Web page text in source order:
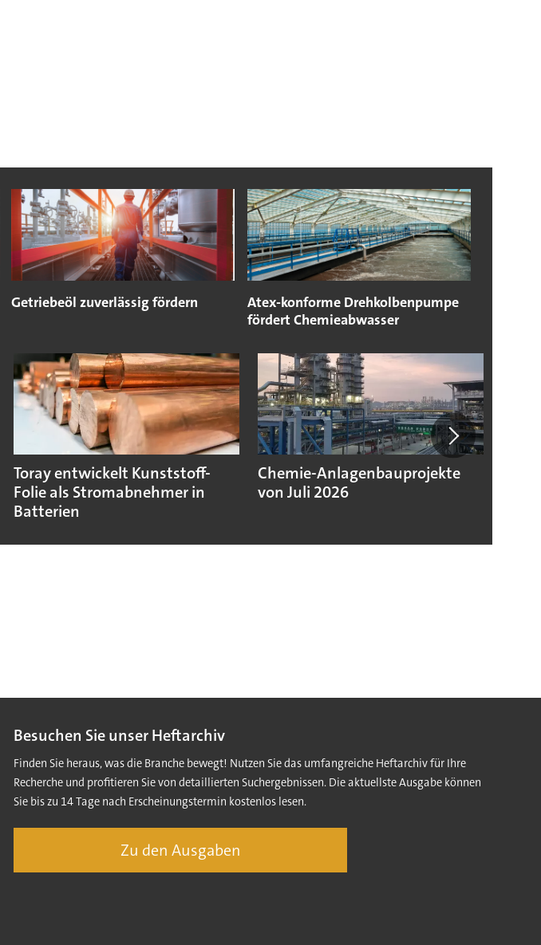
Getriebeöl zuverlässig fördern
Atex-konforme Drehkolbenpumpe
fördert Chemieabwasser
Toray entwickelt Kunststoff-
Folie als Stromabnehmer in
Batterien
Chemie-Anlagenbauprojekte
von Juli 2026
Besuchen Sie unser Heftarchiv
Finden Sie heraus, was die Branche bewegt! Nutzen Sie das umfangreiche Heftarchiv für Ihre
Recherche und profitieren Sie von detaillierten Suchergebnissen. Die aktuellste Ausgabe können
Sie bis zu 14 Tage nach Erscheinungstermin kostenlos lesen.
Zu den Ausgaben